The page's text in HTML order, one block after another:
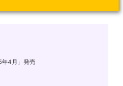
4月」発売